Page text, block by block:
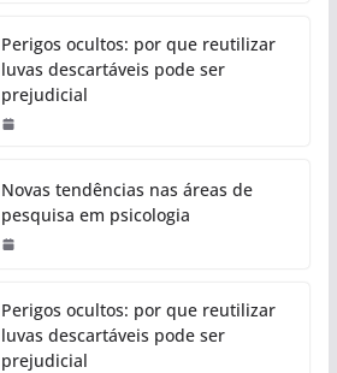
Perigos ocultos: por que reutilizar
luvas descartáveis pode ser
prejudicial
Novas tendências nas áreas de
pesquisa em psicologia
Perigos ocultos: por que reutilizar
luvas descartáveis pode ser
prejudicial